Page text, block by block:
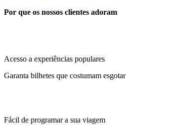
Por que os nossos clientes adoram
Acesso a experiências populares
Garanta bilhetes que costumam esgotar
Fácil de programar a sua viagem